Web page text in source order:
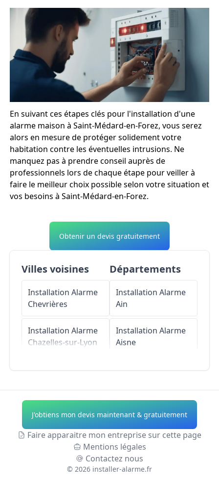
En suivant ces étapes clés pour l'installation d'une
alarme maison à Saint-Médard-en-Forez, vous serez
alors en mesure de protéger solidement votre
habitation contre les éventuelles intrusions. Ne
manquez pas à prendre conseil auprès de
professionnels lors de chaque étape pour veiller à
faire le meilleur choix possible selon votre situation et
vos besoins à Saint-Médard-en-Forez.
Obtenir un devis gratuitement
Villes voisines
Installation Alarme
Chevrières
Installation Alarme
Chazelles-sur-Lyon
Installation Alarme
Saint-Galmier
Installation Alarme
Départements
Installation Alarme
Ain
Installation Alarme
Aisne
Installation Alarme
Alpes-de-Haute-
Provence
Installation Alarme
Hautes-Alpes
J'obtiens mon devis maintenant & gratuitement
Faire apparaitre mon entreprise sur cette page
Mentions légales
Contactez nous
© 2026 installer-alarme.fr